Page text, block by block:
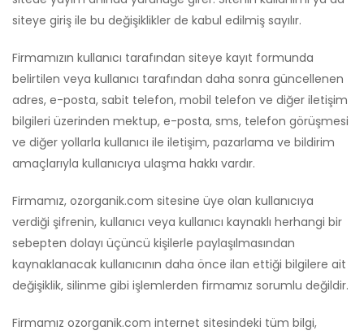
siteye giriş ile bu değişiklikler de kabul edilmiş sayılır.
Firmamızın kullanıcı tarafından siteye kayıt formunda
belirtilen veya kullanıcı tarafından daha sonra güncellenen
adres, e-posta, sabit telefon, mobil telefon ve diğer iletişim
bilgileri üzerinden mektup, e-posta, sms, telefon görüşmesi
ve diğer yollarla kullanıcı ile iletişim, pazarlama ve bildirim
amaçlarıyla kullanıcıya ulaşma hakkı vardır.
Firmamız, ozorganik.com sitesine üye olan kullanıcıya
verdiği şifrenin, kullanıcı veya kullanıcı kaynaklı herhangi bir
sebepten dolayı üçüncü kişilerle paylaşılmasından
kaynaklanacak kullanıcının daha önce ilan ettiği bilgilere ait
değişiklik, silinme gibi işlemlerden firmamız sorumlu değildir.
Firmamız ozorganik.com internet sitesindeki tüm bilgi,